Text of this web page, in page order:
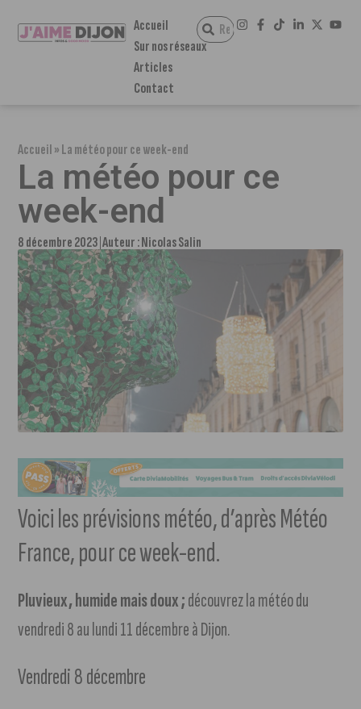
Accueil
Sur nos réseaux
Articles
Contact
Accueil»La météo pour ce week-end
La météo pour ce
week-end
8 décembre 2023 Auteur :Nicolas Salin
Voici les prévisions météo, d’après Météo
France, pour ce week-end.
Pluvieux, humide mais doux ;découvrez la météo du
vendredi 8 au lundi 11 décembre à Dijon.
Vendredi 8 décembre